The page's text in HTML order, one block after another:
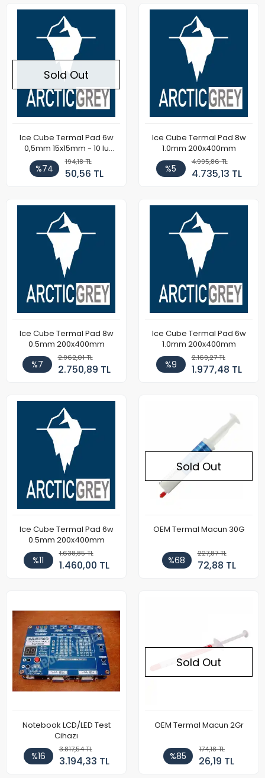
Sold Out
Ice Cube Termal Pad 6w
0,5mm 15x15mm - 10 lu
Paket
%74
194,18 TL
50,56 TL
Ice Cube Termal Pad 8w
1.0mm 200x400mm
%5
4.995,86 TL
4.735,13 TL
Ice Cube Termal Pad 8w
0.5mm 200x400mm
%7
2.962,01 TL
2.750,89 TL
Ice Cube Termal Pad 6w
1.0mm 200x400mm
%9
2.169,27 TL
1.977,48 TL
Ice Cube Termal Pad 6w
0.5mm 200x400mm
%11
1.638,85 TL
1.460,00 TL
Sold Out
OEM Termal Macun 30G
%68
227,87 TL
72,88 TL
Notebook LCD/LED Test
Cihazı
%16
3.817,54 TL
3.194,33 TL
Sold Out
OEM Termal Macun 2Gr
%85
174,18 TL
26,19 TL